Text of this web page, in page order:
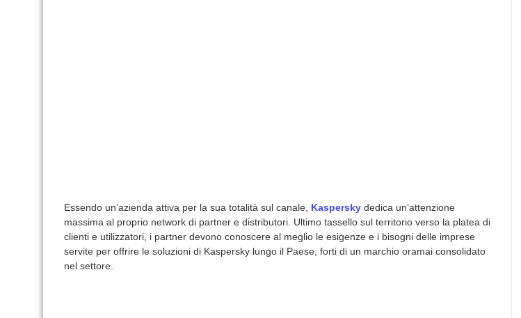
Essendo un’azienda attiva per la sua totalità sul canale, Kaspersky dedica un’attenzione
massima al proprio network di partner e distributori. Ultimo tassello sul territorio verso la platea di
clienti e utilizzatori, i partner devono conoscere al meglio le esigenze e i bisogni delle imprese
servite per offrire le soluzioni di Kaspersky lungo il Paese, forti di un marchio oramai consolidato
nel settore.